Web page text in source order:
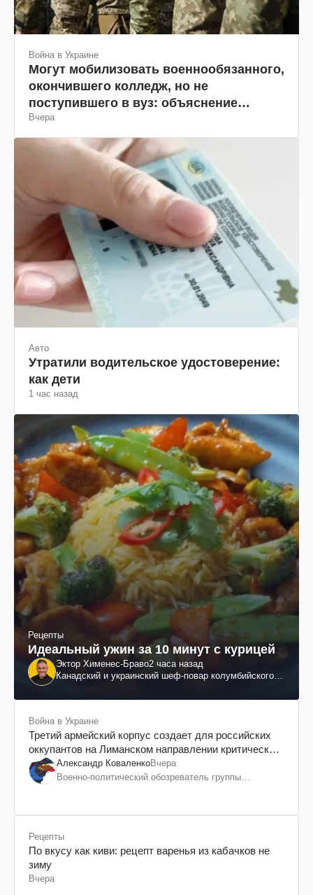
Война в Украине
Могут мобилизовать военнообязанного,
окончившего колледж, но не
поступившего в вуз: объяснение
юриста
Вчера
Авто
Утратили водительское удостоверение:
как дети
1 час назад
Рецепты
Идеальный ужин за 10 минут с курицей
Эктор Хименес-Браво2 часа назад
Канадский и украинский шеф-повар колумбийского
Война в Украине
Третий армейский корпус создает для российских
оккупантов на Лиманском направлении критический
дискомфорт: как это удалось
Александр КоваленкоВчера
Военно-политический обозреватель группы
Рецепты
По вкусу как киви: рецепт варенья из кабачков не
зиму
Вчера